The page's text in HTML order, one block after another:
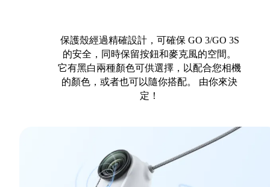
保護殼經過精確設計，可確保 GO 3/GO 3S
的安全，同時保留按鈕和麥克風的空間。
它有黑白兩種顏色可供選擇，以配合您相機
的顏色，或者也可以隨你搭配。 由你來決
定！